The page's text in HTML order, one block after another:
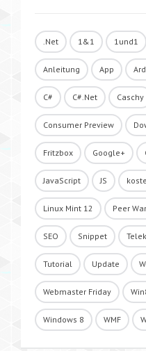
.Net 1&1 1und1
Anleitung App
C# C#.Net Caschy
Consumer Preview
Fritzbox Google+
JavaScript JS
Linux Mint 12 Peer
SEO Snippet
Tutorial Update
Webmaster Friday
Windows 8 WMF